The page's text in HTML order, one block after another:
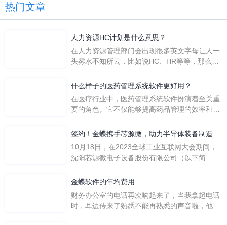
热门文章
人力资源HC计划是什么意思？
在人力资源管理部门会出现很多英文字母让人一
头雾水不知所云，比如说HC、HR等等，那么它
么呢？
什么样子的医药管理系统软件更好用？
在医疗行业中，医药管理系统软件扮演着至关重
要的角色。它不仅能够提高药品管理的效率和准
一个好用的医药管理系统软件应具备以下特点。
地进行操作。 复杂的
签约！金蝶携手芯源微，助力半导体装备制造领
先企业迈向世界
10月18日，在2023全球工业互联网大会期间，
沈阳芯源微电子设备股份有限公司（以下简
下简称“金蝶”）在辽宁沈阳签署战略合作协议。
营管控平台，从而实现公司产研一体化、业财一
体化，提升公司整体业务水平。
金蝶软件的年均费用
财务办公室的电话再次响起来了，当我拿起电话
时，耳边传来了熟悉不能再熟悉的声音啦，他就